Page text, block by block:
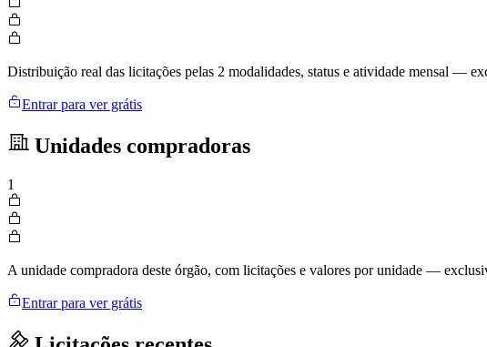
Distribuição real das licitações pelas 2 modalidades, status e atividade mensal —
Entrar para ver grátis
Unidades compradoras
1
A unidade compradora deste órgão, com licitações e valores por unidade —
Entrar para ver grátis